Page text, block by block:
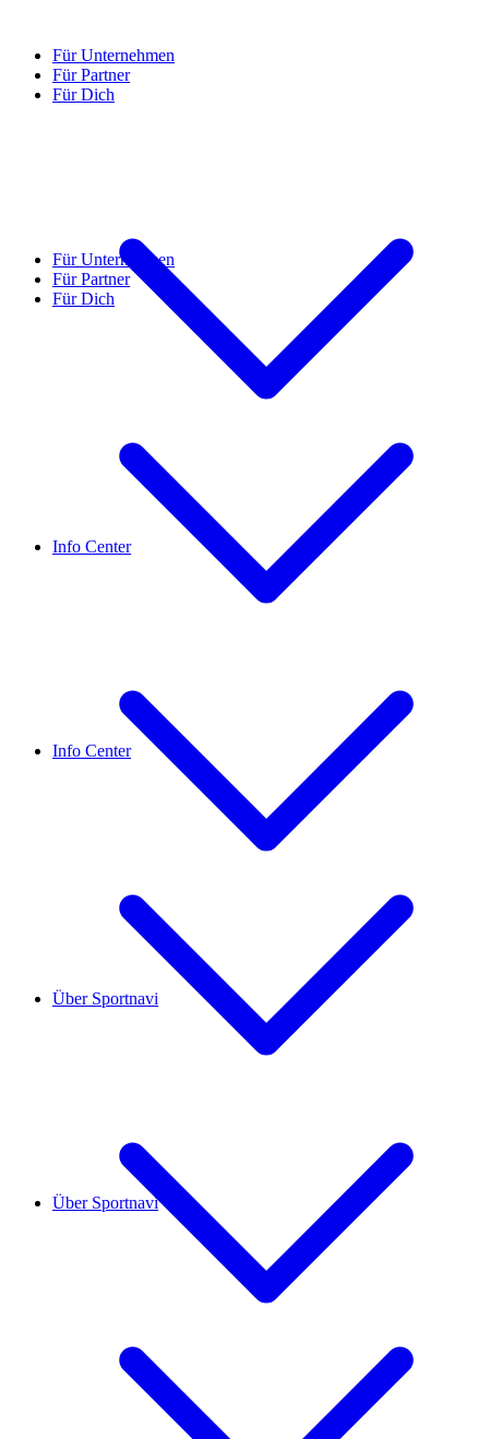
Für Unternehmen
Für Partner
Für Dich
Info Center
Über Sportnavi
Für Unternehmen
Für Partner
Für Dich
Info Center
Über Sportnavi